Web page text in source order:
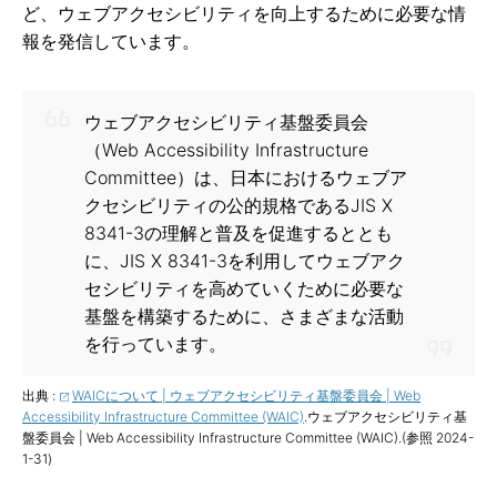
ど、ウェブアクセシビリティを向上するために必要な情
報を発信しています。
ウェブアクセシビリティ基盤委員会
（Web Accessibility Infrastructure
Committee）は、日本におけるウェブア
クセシビリティの公的規格であるJIS X
8341-3の理解と普及を促進するととも
に、JIS X 8341-3を利用してウェブアク
セシビリティを高めていくために必要な
基盤を構築するために、さまざまな活動
を行っています。
出典 :
WAICについて | ウェブアクセシビリティ基盤委員会 | Web
Accessibility Infrastructure Committee (WAIC) .ウェブアクセシビリティ基
盤委員会 | Web Accessibility Infrastructure Committee (WAIC).(参照 2024-
1-31)